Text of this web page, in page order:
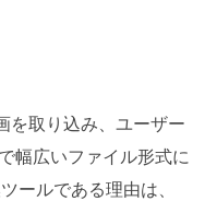
を取り込み、ユーザー
幅広いファイル形式に
ールである理由は、